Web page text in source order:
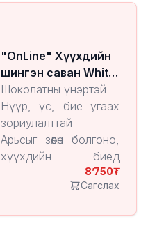
"OnLine" Хүүхдийн
шингэн саван White
Chocolate
Шоколатны үнэртэй
Нүүр, үс, бие угаах
зориулалттай
Арьсыг зөөлөн болгоно,
хүүхдийн биед
8’750
Сагслах